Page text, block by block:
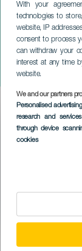
With your
technologies to
website, IP
consent to process
can withdraw your
interest at any time
website.
We and our partners
Personalised
research and
through device
cookies
TENERIFFA
Imagen
Listado